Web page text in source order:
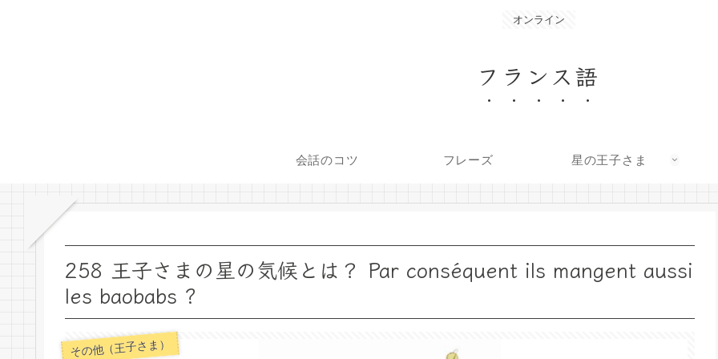
オンライン
フランス語
会話のコツ フレーズ 星の王子さま
258 王子さまの星の気候とは？ Par conséquent ils mangent aussi
les baobabs ?
その他（王子さま）